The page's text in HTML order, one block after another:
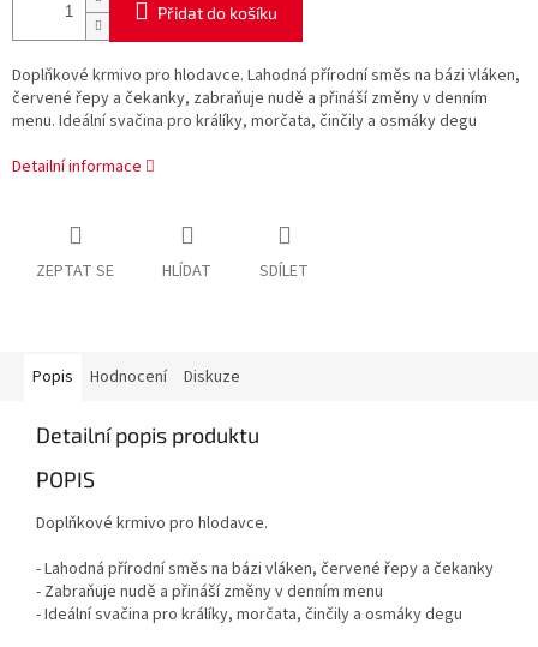
Přidat do košíku
Doplňkové krmivo pro hlodavce. Lahodná přírodní směs na bázi vláken,
červené řepy a čekanky, zabraňuje nudě a přináší změny v denním
menu. Ideální svačina pro králíky, morčata, činčily a osmáky degu
Detailní informace
ZEPTAT SE HLÍDAT SDÍLET
Popis Hodnocení Diskuze
Detailní popis produktu
POPIS
Doplňkové krmivo pro hlodavce.
- Lahodná přírodní směs na bázi vláken, červené řepy a čekanky
- Zabraňuje nudě a přináší změny v denním menu
- Ideální svačina pro králíky, morčata, činčily a osmáky degu